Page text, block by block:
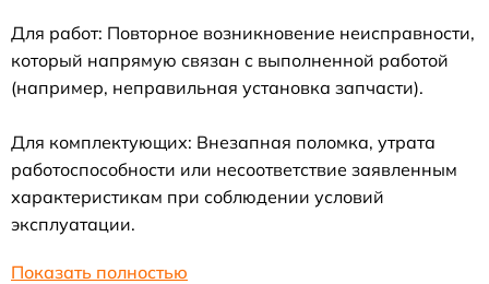
Для работ: Повторное возникновение неисправности,
который напрямую связан с выполненной работой
(например, неправильная установка запчасти).
Для комплектующих: Внезапная поломка, утрата
работоспособности или несоответствие заявленным
характеристикам при соблюдении условий
эксплуатации.
Показать полностью